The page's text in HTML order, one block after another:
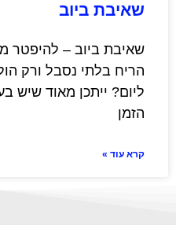
שאיבת ביוב
שאיבת ביוב – להיפטר
הריח בלתי נסבל ורק
ליום? ייתכן מאוד שיש
הזמן
קרא עוד »